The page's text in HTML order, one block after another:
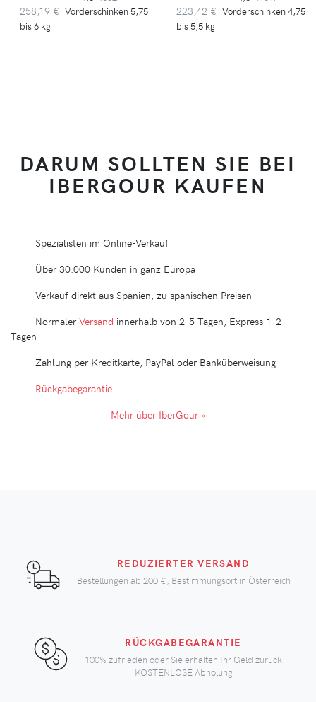
258,19 € Vorderschinken 5,75
bis 6 kg
223,42 € Vorderschinken 4,75
bis 5,5 kg
DARUM SOLLTEN SIE BEI
IBERGOUR KAUFEN
Spezialisten im Online-Verkauf
Über 30.000 Kunden in ganz Europa
Verkauf direkt aus Spanien, zu spanischen Preisen
NormalerVersand innerhalb von 2-5 Tagen, Express 1-2
Tagen
Zahlung per Kreditkarte, PayPal oder Banküberweisung
Rückgabegarantie
Mehr über IberGour »
REDUZIERTER VERSAND
Bestellungen ab 200 €, Bestimmungsort in Österreich
RÜCKGABEGARANTIE
100% zufrieden oder Sie erhalten Ihr Geld zurück
KOSTENLOSE Abholung